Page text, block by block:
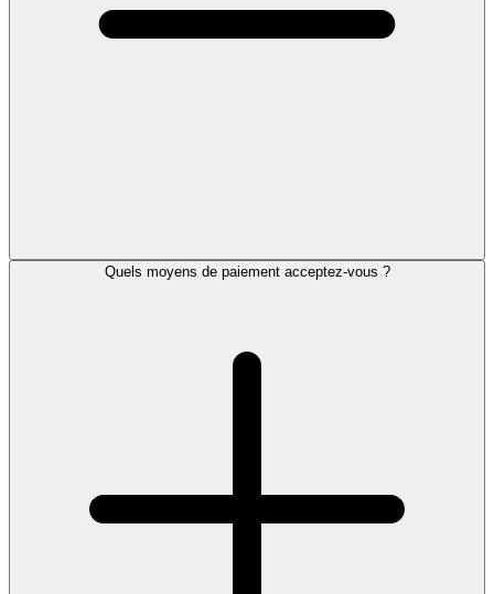
Quels moyens de paiement acceptez-vous ?